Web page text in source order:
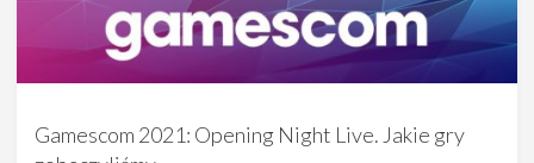
Gamescom 2021: Opening Night Live. Jakie gry